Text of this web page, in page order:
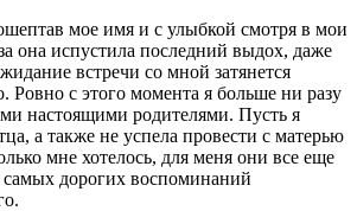
мое имя и с улыбкой смотря в мои
она испустила последний выдох, даже
встречи со мной затянется
Ровно с этого момента я больше ни разу
настоящими родителями. Пусть я
а также не успела провести с матерью
мне хотелось, для меня они все еще
дорогих воспоминаний